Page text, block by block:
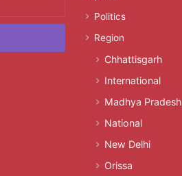
Politics
Region
Chhattisgarh
International
Madhya Pradesh
National
New Delhi
Orissa